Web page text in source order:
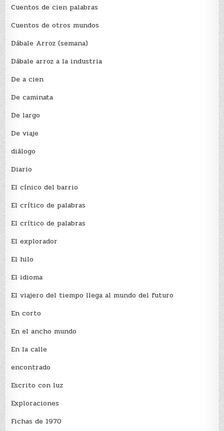
Cuentos de cien palabras
Cuentos de otros mundos
Dábale Arroz (semana)
Dábale arroz a la industria
De a cien
De caminata
De largo
De viaje
diálogo
Diario
El cínico del barrio
El crí­tico de palabras
El crí­tico de palabras
El explorador
El hilo
El idioma
El viajero del tiempo llega al mundo del futuro
En corto
En el ancho mundo
En la calle
encontrado
Escrito con luz
Exploraciones
Fichas de 1970